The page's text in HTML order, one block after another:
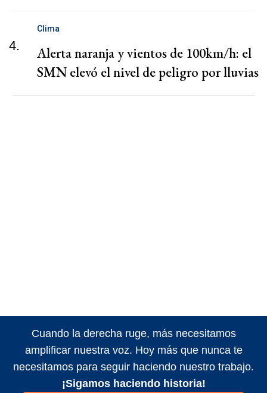
4.
Clima
Alerta naranja y vientos de 100km/h: el
SMN elevó el nivel de peligro por lluvias
Cuando la derecha ruge, más necesitamos
amplificar nuestra voz. Hoy más que nunca te
necesitamos para seguir haciendo nuestro trabajo.
¡Sigamos haciendo historia!